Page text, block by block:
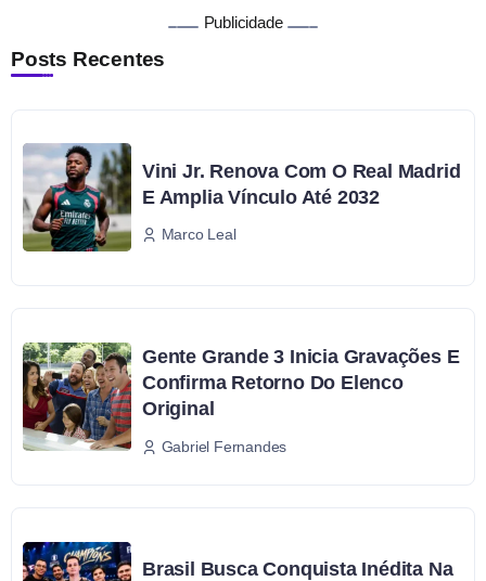
Publicidade
Posts Recentes
Vini Jr. Renova Com O Real Madrid
E Amplia Vínculo Até 2032
Marco Leal
Gente Grande 3 Inicia Gravações E
Confirma Retorno Do Elenco
Original
Gabriel Fernandes
Brasil Busca Conquista Inédita Na